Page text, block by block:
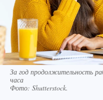
За год продолжительность
часа
Фото: Shutterstock.